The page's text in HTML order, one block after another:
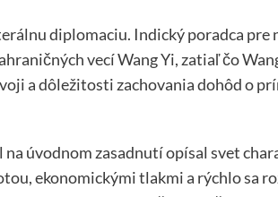
diplomaciu. Indický poradca pre
vecí Wang Yi, zatiaľ čo
a dôležitosti zachovania dohôd o
úvodnom zasadnutí opísal svet
ekonomickými tlakmi a rýchlo sa